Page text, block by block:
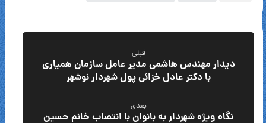
قبلی
دیدار مهندس هاشمی مدیر عامل سازمان همیاری
با دکتر عادل خزائی پول شهردار نوشهر
بعدی
نگاه ویژه شهردار به بانوان با انتصاب خانم حسین